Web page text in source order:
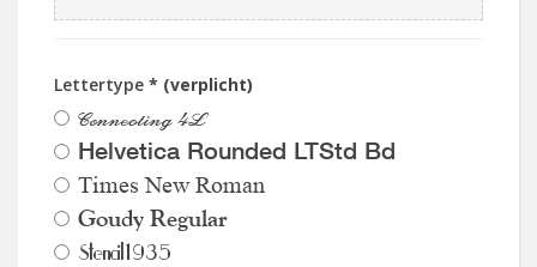
Lettertype * (verplicht)
Connecting 4L
Helvetica Rounded LTStd Bd
Times New Roman
Goudy Regular
Stencil1935